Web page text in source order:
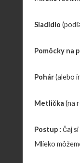
Sladidlo
Pomôcky na
Pohár(alebo
Metlička (na
Postup : Čaj
Mlieko